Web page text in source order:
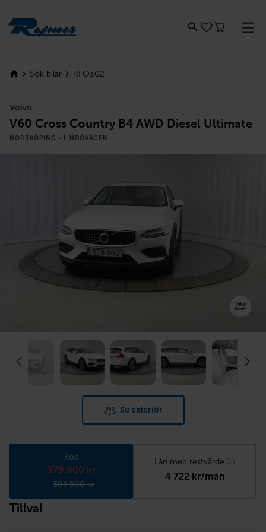
Sök bilar RFO302
Volvo
V60 Cross Country B4 AWD Diesel Ultimate
NORRKÖPING - LINDÖVÄGEN
Se exteriör
Köp
379 900 kr
394 900 kr
Lån med restvärde
4 722 kr/mån
Tillval